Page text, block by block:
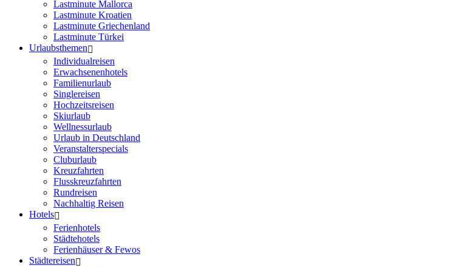
Lastminute Mallorca
Lastminute Kroatien
Lastminute Griechenland
Lastminute Türkei
Urlaubsthemen
Individualreisen
Erwachsenenhotels
Familienurlaub
Singlereisen
Hochzeitsreisen
Skiurlaub
Wellnessurlaub
Urlaub in Deutschland
Veranstalterspecials
Cluburlaub
Kreuzfahrten
Flusskreuzfahrten
Rundreisen
Nachhaltig Reisen
Hotels
Ferienhotels
Städtehotels
Ferienhäuser & Fewos
Städtereisen